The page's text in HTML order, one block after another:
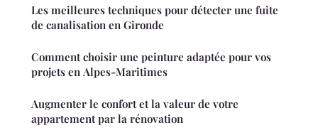
Les meilleures techniques pour détecter une fuite
de canalisation en Gironde
Comment choisir une peinture adaptée pour vos
projets en Alpes-Maritimes
Augmenter le confort et la valeur de votre
appartement par la rénovation